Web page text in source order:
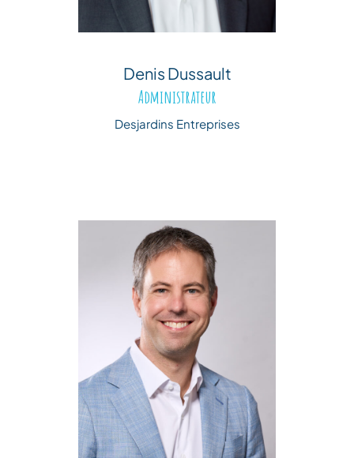
Denis Dussault
Administrateur
Desjardins Entreprises